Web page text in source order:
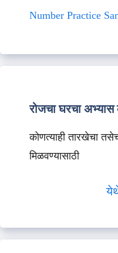
Number Practice
रोजचा घरचा
कोणत्याही तारखेचा
मिळवण्यासाठी